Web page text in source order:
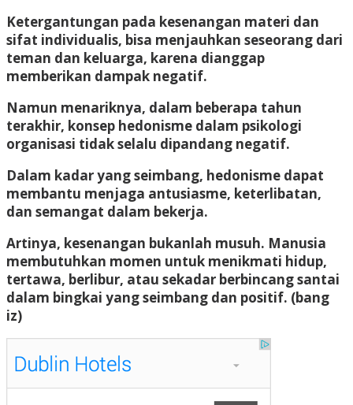
Ketergantungan pada kesenangan materi dan
sifat individualis, bisa menjauhkan seseorang dari
teman dan keluarga, karena dianggap
memberikan dampak negatif.
Namun menariknya, dalam beberapa tahun
terakhir, konsep hedonisme dalam psikologi
organisasi tidak selalu dipandang negatif.
Dalam kadar yang seimbang, hedonisme dapat
membantu menjaga antusiasme, keterlibatan,
dan semangat dalam bekerja.
Artinya, kesenangan bukanlah musuh. Manusia
membutuhkan momen untuk menikmati hidup,
tertawa, berlibur, atau sekadar berbincang santai
dalam bingkai yang seimbang dan positif. (bang
iz)